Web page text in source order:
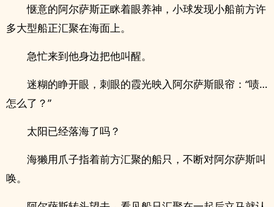
惬意的阿尔萨斯正眯着眼养神，小球发现小船前方许
多大型船正汇聚在海面上。
急忙来到他身边把他叫醒。
迷糊的睁开眼，刺眼的霞光映入阿尔萨斯眼帘：“啧…
怎么了？”
太阳已经落海了吗？
海獭用爪子指着前方汇聚的船只，不断对阿尔萨斯叫
唤。